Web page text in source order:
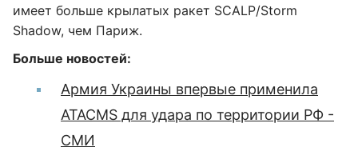
имеет больше крылатых ракет SCАLP/Storm
Shadow, чем Париж.
Больше новостей:
Армия Украины впервые применила
ATACMS для удара по территории РФ -
СМИ